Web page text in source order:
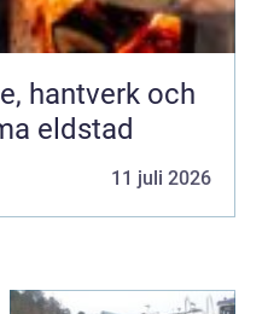
eldstad
11 juli 2026